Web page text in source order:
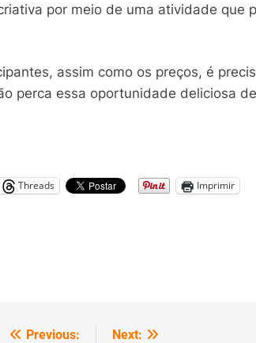
por meio de uma atividade que
assim como os preços, é
perca essa oportunidade deliciosa
Threads Imprimir
Previous:
Next: